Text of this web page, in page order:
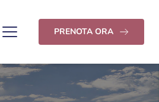
PRENOTA ORA